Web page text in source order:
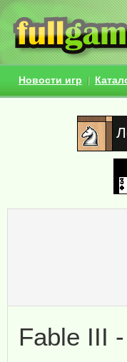
Новости игр
Fable III